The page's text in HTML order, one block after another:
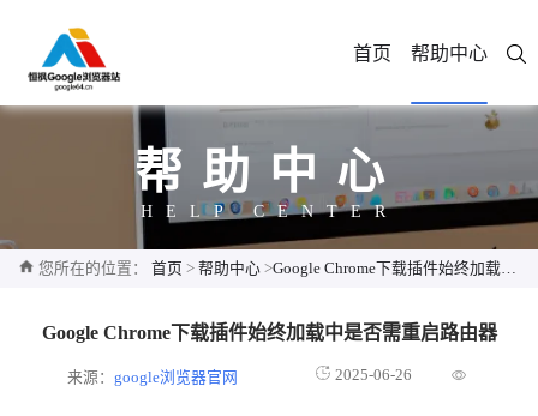
首页 帮助中心
帮助中心
HELP CENTER
您所在的位置： 首页 > 帮助中心 >Google Chrome下载插件始终加载中是否需重启路由器
Google Chrome下载插件始终加载中是否需重启路由器
来源：google浏览器官网 2025-06-26